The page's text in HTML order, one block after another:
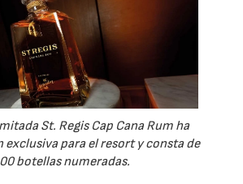
St. Regis Cap Cana Rum ha
exclusiva para el resort y consta de
botellas numeradas.